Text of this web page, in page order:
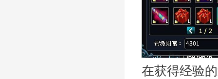
在获得经验